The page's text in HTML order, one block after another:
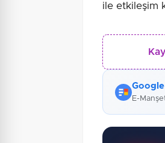
ile etkileşim
E-